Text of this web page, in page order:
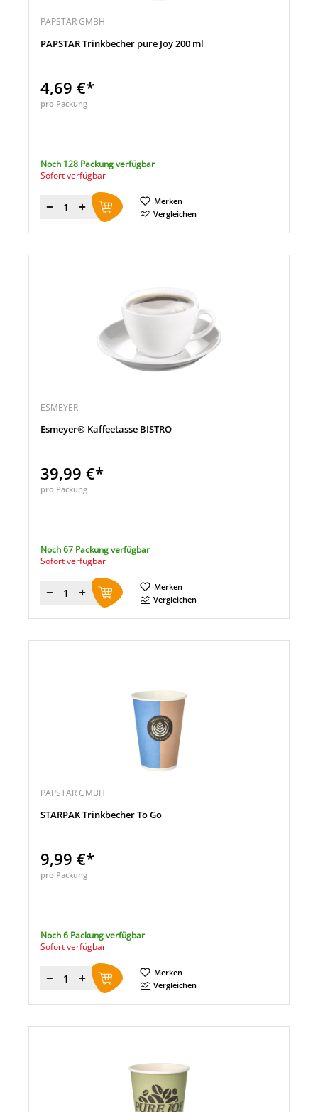
PAPSTAR GMBH
PAPSTAR Trinkbecher pure Joy 200 ml
4,69 €*
pro Packung
Noch 128 Packung verfügbar
Sofort verfügbar
Menge
Merken
Vergleichen
ESMEYER
Esmeyer® Kaffeetasse BISTRO
39,99 €*
pro Packung
Noch 67 Packung verfügbar
Sofort verfügbar
Menge
Merken
Vergleichen
PAPSTAR GMBH
STARPAK Trinkbecher To Go
9,99 €*
pro Packung
Noch 6 Packung verfügbar
Sofort verfügbar
Menge
Merken
Vergleichen